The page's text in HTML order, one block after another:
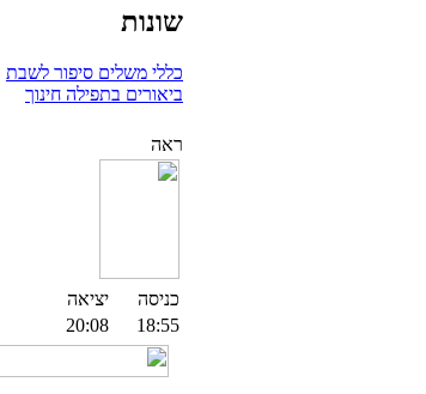
שונות
כללי משלים סיפור לשבת
ביאורים בתפילה חינוך
ראה
כניסה
יציאה
18:55
20:08